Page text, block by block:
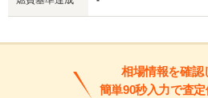
相場情報を確認
簡単90秒入力で査定